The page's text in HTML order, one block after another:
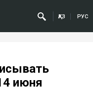
ҚАЗ РУС
июня